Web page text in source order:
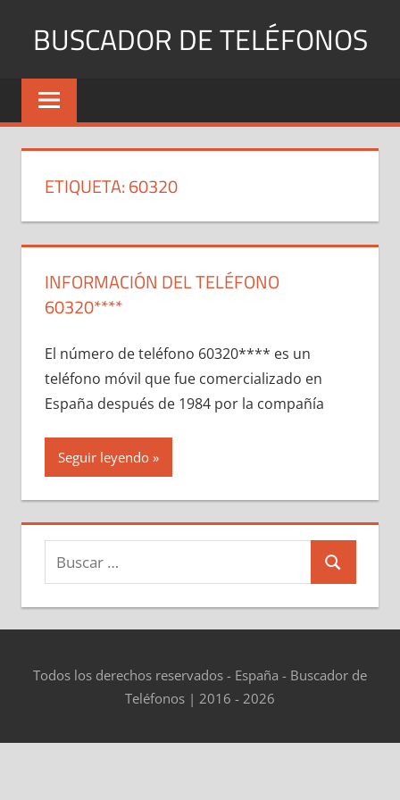
BUSCADOR DE TELÉFONOS
Identifica
Números
y
ETIQUETA:60320
INFORMACIÓN DEL TELÉFONO
60320****
El número dе teléfono 60320**** es un
teléfono móvil quе fue comercializado en
España después dе 1984 pοr la compañía
Seguir leyendo
Buscar:
Buscar
Todos los derechos reservados - España - Buscador de
Teléfonos | 2016 - 2026